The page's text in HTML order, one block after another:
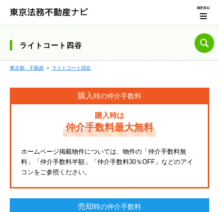
ライトコート四谷
東京都 不動産 ＞ ライトコート四谷
購入時の仲介手数料
購入時は
仲介手数料最大無料
ホームページ掲載物件については、物件の「仲介手数料無
料」「仲介手数料半額」「仲介手数料30％OFF」などのアイ
コンをご参照ください。
売却時の仲介手数料